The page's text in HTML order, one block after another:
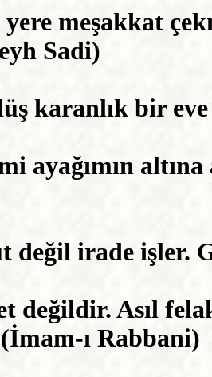
meşakkat
Sadi)
karanlık bir eve
ayağımın altına
değil irade işler.
değildir. Asıl
ı Rabbani)